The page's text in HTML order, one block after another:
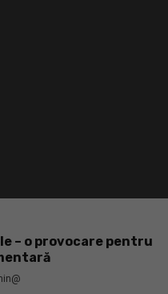
– o provocare pentru